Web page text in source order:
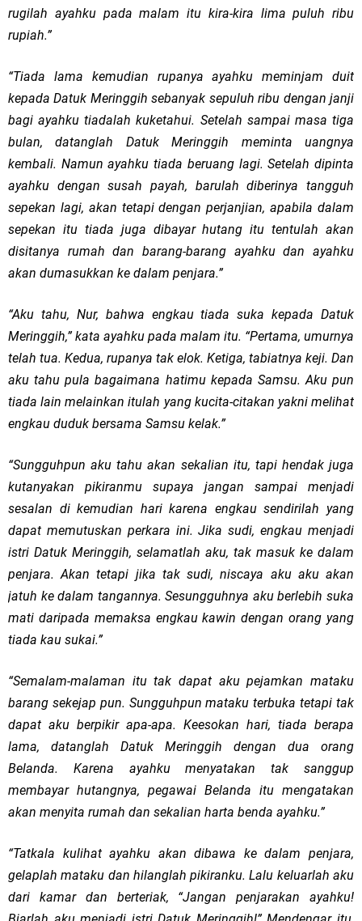
rugilah ayahku pada malam itu kira-kira lima puluh ribu
rupiah.”
“Tiada lama kemudian rupanya ayahku meminjam duit
kepada Datuk Meringgih sebanyak sepuluh ribu dengan janji
bagi ayahku tiadalah kuketahui. Setelah sampai masa tiga
bulan, datanglah Datuk Meringgih meminta uangnya
kembali. Namun ayahku tiada beruang lagi. Setelah dipinta
ayahku dengan susah payah, barulah diberinya tangguh
sepekan lagi, akan tetapi dengan perjanjian, apabila dalam
sepekan itu tiada juga dibayar hutang itu tentulah akan
disitanya rumah dan barang-barang ayahku dan ayahku
akan dumasukkan ke dalam penjara.”
“Aku tahu, Nur, bahwa engkau tiada suka kepada Datuk
Meringgih,” kata ayahku pada malam itu. “Pertama, umurnya
telah tua. Kedua, rupanya tak elok. Ketiga, tabiatnya keji. Dan
aku tahu pula bagaimana hatimu kepada Samsu. Aku pun
tiada lain melainkan itulah yang kucita-citakan yakni melihat
engkau duduk bersama Samsu kelak.”
“Sungguhpun aku tahu akan sekalian itu, tapi hendak juga
kutanyakan pikiranmu supaya jangan sampai menjadi
sesalan di kemudian hari karena engkau sendirilah yang
dapat memutuskan perkara ini. Jika sudi, engkau menjadi
istri Datuk Meringgih, selamatlah aku, tak masuk ke dalam
penjara. Akan tetapi jika tak sudi, niscaya aku aku akan
jatuh ke dalam tangannya. Sesungguhnya aku berlebih suka
mati daripada memaksa engkau kawin dengan orang yang
tiada kau sukai.”
“Semalam-malaman itu tak dapat aku pejamkan mataku
barang sekejap pun. Sungguhpun mataku terbuka tetapi tak
dapat aku berpikir apa-apa. Keesokan hari, tiada berapa
lama, datanglah Datuk Meringgih dengan dua orang
Belanda. Karena ayahku menyatakan tak sanggup
membayar hutangnya, pegawai Belanda itu mengatakan
akan menyita rumah dan sekalian harta benda ayahku.”
“Tatkala kulihat ayahku akan dibawa ke dalam penjara,
gelaplah mataku dan hilanglah pikiranku. Lalu keluarlah aku
dari kamar dan berteriak, “Jangan penjarakan ayahku!